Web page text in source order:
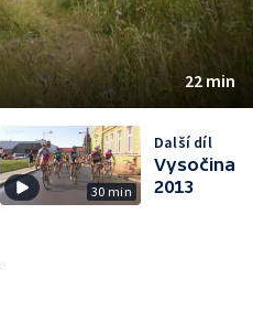
22 min
30 min
Další díl
Vysočina
2013